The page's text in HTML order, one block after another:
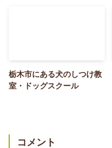
栃木市にある犬のしつけ教
室・ドッグスクール
コメント